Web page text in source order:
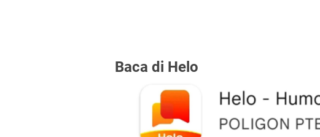
Baca di Helo